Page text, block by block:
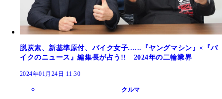
脱炭素、新基準原付、バイク女子......『ヤングマシン』×『バ
イクのニュース』編集長が占う!! 2024年の二輪業界
2024年01月24日 11:30
クルマ